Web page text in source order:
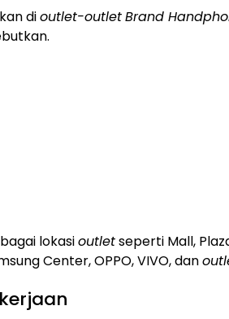
dioutlet-outletBrand
lokasioutletseperti Mall,
Center, OPPO, VIVO, dan